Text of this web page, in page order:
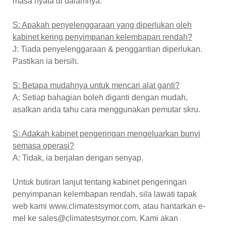
S: Apakah penyelenggaraan yang diperlukan oleh
kabinet kering penyimpanan kelembapan rendah?
J: Tiada penyelenggaraan & penggantian diperlukan.
Pastikan ia bersih.
S: Betapa mudahnya untuk mencari alat ganti?
A: Setiap bahagian boleh diganti dengan mudah,
asalkan anda tahu cara menggunakan pemutar skru.
S: Adakah kabinet pengeringan mengeluarkan bunyi
semasa operasi?
A: Tidak, ia berjalan dengan senyap.
Untuk butiran lanjut tentang kabinet pengeringan
penyimpanan kelembapan rendah, sila lawati tapak
web kami www.climatestsymor.com, atau hantarkan e-
mel ke sales@climatestsymor.com. Kami akan